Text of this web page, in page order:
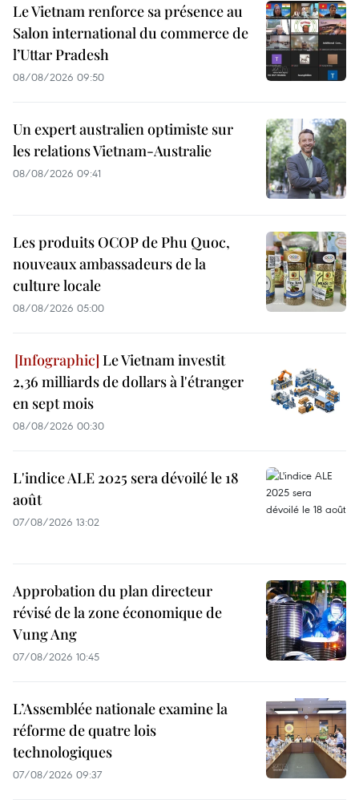
Le Vietnam renforce sa présence au
Salon international du commerce de
l’Uttar Pradesh
08/08/2026 09:50
Un expert australien optimiste sur
les relations Vietnam-Australie
08/08/2026 09:41
Les produits OCOP de Phu Quoc,
nouveaux ambassadeurs de la
culture locale
08/08/2026 05:00
Le Vietnam investit
2,36 milliards de dollars à l'étranger
en sept mois
08/08/2026 00:30
L'indice ALE 2025 sera dévoilé le 18
août
07/08/2026 13:02
Approbation du plan directeur
révisé de la zone économique de
Vung Ang
07/08/2026 10:45
L’Assemblée nationale examine la
réforme de quatre lois
technologiques
07/08/2026 09:37